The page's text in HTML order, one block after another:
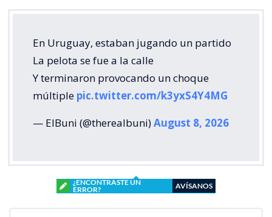
En Uruguay, estaban jugando un partido
La pelota se fue a la calle
Y terminaron provocando un choque
múltiple pic.twitter.com/k3yxS4Y4MG
— ElBuni (@therealbuni)August 8, 2026
¿ENCONTRASTE UN
ERROR?
AVÍSANOS